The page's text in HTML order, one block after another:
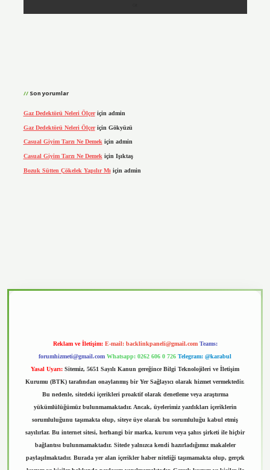
Son yorumlar
Gaz Dedektörü Neleri Ölçeriçin admin
Gaz Dedektörü Neleri Ölçeriçin Gökyüzü
Casual Giyim Tarzı Ne Demekiçin admin
Casual Giyim Tarzı Ne Demek için Işıktaş
Bozuk Sütten Çökelek Yapılır Mı için admin
Reklam ve İletişim: E-mail: backlinkpaneli@gmail.com Teams:
forumhizmeti@gmail.com Whatsapp: 0262 606 0 726 Telegram: @karabul
Yasal Uyarı: Sitemiz, 5651 Sayılı Kanun gereğince Bilgi Teknolojileri ve İletişim
Kurumu (BTK) tarafından onaylanmış bir Yer Sağlayıcı olarak hizmet vermektedir.
Bu nedenle, sitedeki içerikleri proaktif olarak denetleme veya araştırma
yükümlülüğümüz bulunmamaktadır. Ancak, üyelerimiz yazdıkları içeriklerin
sorumluluğunu taşımakta olup, siteye üye olarak bu sorumluluğu kabul etmiş
sayılırlar. Bu internet sitesi, herhangi bir marka, kurum veya şahıs şirketi ile hiçbir
bağlantısı bulunmamaktadır. Sitede yalnızca kendi hazırladığımız makaleler
paylaşılmaktadır. Burada yer alan içerikler haber niteliği taşımamakta olup, gerçek